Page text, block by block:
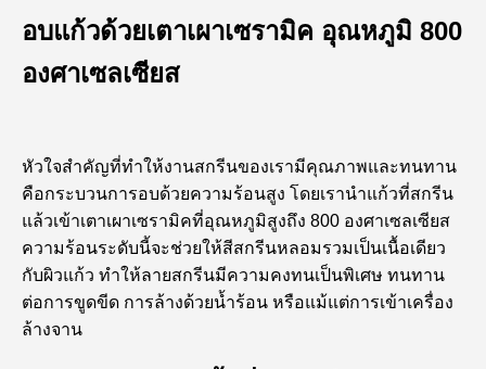
อบแก้วด้วยเตาเผาเซรามิค อุณหภูมิ 800
องศาเซลเซียส
หัวใจสำคัญที่ทำให้งานสกรีนของเรามีคุณภาพและทนทาน
คือกระบวนการอบด้วยความร้อนสูง โดยเรานำแก้วที่สกรีน
แล้วเข้าเตาเผาเซรามิคที่อุณหภูมิสูงถึง 800 องศาเซลเซียส
ความร้อนระดับนี้จะช่วยให้สีสกรีนหลอมรวมเป็นเนื้อเดียว
กับผิวแก้ว ทำให้ลายสกรีนมีความคงทนเป็นพิเศษ ทนทาน
ต่อการขูดขีด การล้างด้วยน้ำร้อน หรือแม้แต่การเข้าเครื่อง
ล้างจาน